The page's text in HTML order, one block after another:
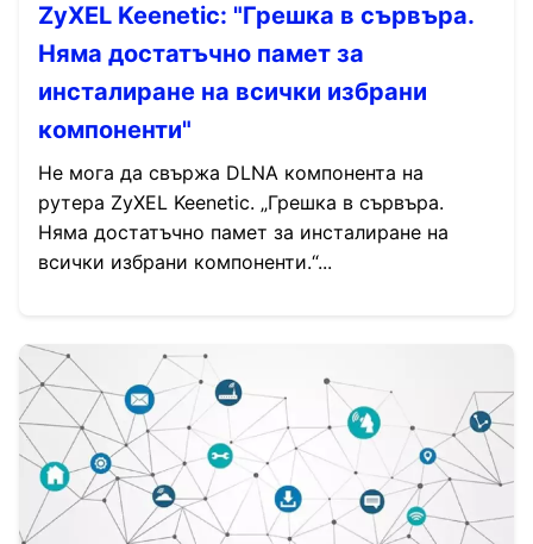
ZyXEL Keenetic: "Грешка в сървъра.
Няма достатъчно памет за
инсталиране на всички избрани
компоненти"
Не мога да свържа DLNA компонента на
рутера ZyXEL Keenetic. „Грешка в сървъра.
Няма достатъчно памет за инсталиране на
всички избрани компоненти.“...